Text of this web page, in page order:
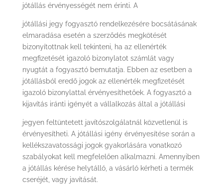
jótállás érvényességét nem érinti. A
jótállási jegy fogyasztó rendelkezésére bocsátásának
elmaradása esetén a szerződés megkötését
bizonyítottnak kell tekinteni, ha az ellenérték
megfizetését igazoló bizonylatot számlát vagy
nyugtát a fogyasztó bemutatja. Ebben az esetben a
jótállásból eredő jogok az ellenérték megfizetését
igazoló bizonylattal érvényesíthetőek. A fogyasztó a
kijavítás iránti igényét a vállalkozás által a jótállási
jegyen feltüntetett javítószolgálatnál közvetlenül is
érvényesítheti. A jótállási igény érvényesítése során a
kellékszavatossági jogok gyakorlására vonatkozó
szabályokat kell megfelelően alkalmazni. Amennyiben
a jótállás kérése helytálló, a vásárló kérheti a termék
cseréjét, vagy javítását.